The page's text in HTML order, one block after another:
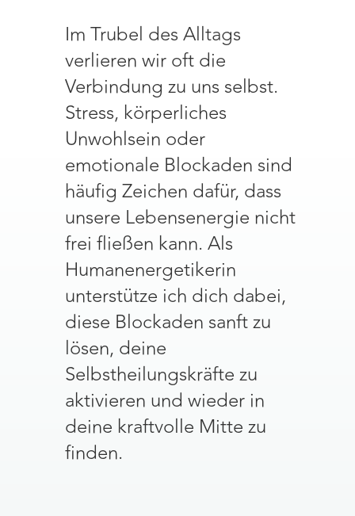
Im Trubel des Alltags
verlieren wir oft die
Verbindung zu uns selbst.
Stress, körperliches
Unwohlsein oder
emotionale Blockaden sind
häufig Zeichen dafür, dass
unsere Lebensenergie nicht
frei fließen kann. Als
Humanenergetikerin
unterstütze ich dich dabei,
diese Blockaden sanft zu
lösen, deine
Selbstheilungskräfte zu
aktivieren und wieder in
deine kraftvolle Mitte zu
finden.